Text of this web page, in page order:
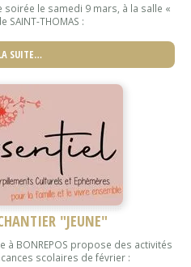
le samedi 9 mars, à la salle «
SAINT-THOMAS :
SUITE…
"JEUNE"
à BONREPOS propose des activités
scolaires de février :